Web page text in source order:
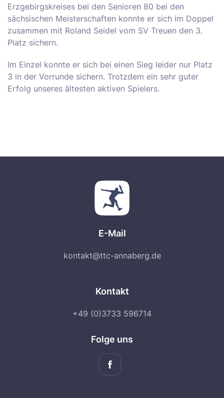
Erzgebirgskreises bei den Senioren 80 bei den
sächsischen Meisterschaften konnte er sich im Doppel
zusammen mit Roland Seidel vom SV Treuen den 3.
Platz sichern.
Im Einzel konnte er sich bei einen Sieg leider nur Platz
3 in der Vorrunde sichern. Trotzdem ein sehr guter
Erfolg unseres ältesten aktiven Spielers.
E-Mail
kontakt@ttc-annaberg.de
Kontakt
+49 (0)3733 596714
Folge uns